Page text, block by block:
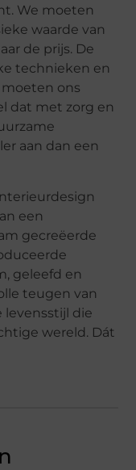
We moeten
waarde van
de prijs. De
technieken en
ons
dat met zorg en
aan dan een
een
gecreëerde
geleefd en
teugen van
die
wereld. Dát